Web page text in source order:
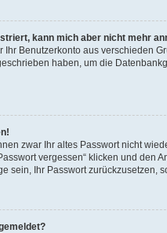
kann mich aber nicht mehr
Ihr Benutzerkonto aus verschieden
haben, um die
zwar Ihr altes Passwort nicht
vergessen“ klicken und
sein, Ihr Passwort zurückzusetzen,